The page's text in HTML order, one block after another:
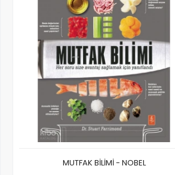
MUTFAK BİLİMİ - NOBEL